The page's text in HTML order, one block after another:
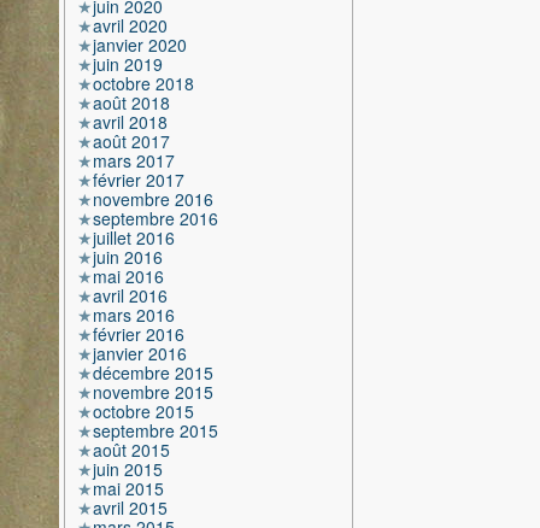
juin 2020
avril 2020
janvier 2020
juin 2019
octobre 2018
août 2018
avril 2018
août 2017
mars 2017
février 2017
novembre 2016
septembre 2016
juillet 2016
juin 2016
mai 2016
avril 2016
mars 2016
février 2016
janvier 2016
décembre 2015
novembre 2015
octobre 2015
septembre 2015
août 2015
juin 2015
mai 2015
avril 2015